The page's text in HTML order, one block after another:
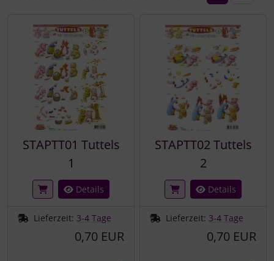
STAPTT01 Tuttels
1
Details
Lieferzeit: 3-4 Tage
0,70 EUR
STAPTT02 Tuttels
2
Details
Lieferzeit: 3-4 Tage
0,70 EUR